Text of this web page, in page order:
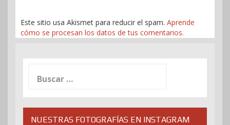
Este sitio usa Akismet para reducir el spam. Aprende
cómo se procesan los datos de tus comentarios.
NUESTRAS FOTOGRAFÍAS EN INSTAGRAM